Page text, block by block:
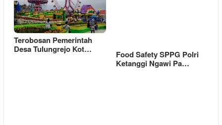
Terobosan Pemerintah
Desa Tulungrejo Kot…
Food Safety SPPG Polri
Ketanggi Ngawi Pa…